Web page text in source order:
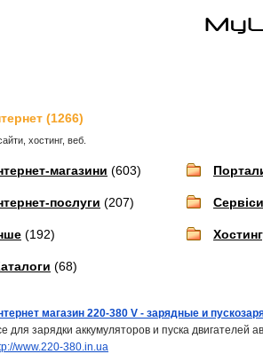
(1266)
хостинг, веб.
магазини (603)
послуги (207) Сервіси
(192)
(68)
магазин 220-380 V - зарядные и
для зарядки аккумуляторов и пуска двигателей
www.220-380.in.ua